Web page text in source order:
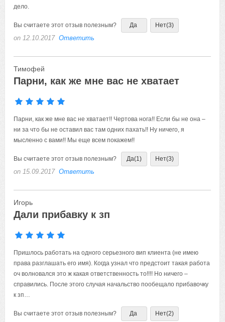
дело.
Вы считаете этот отзыв полезным? Да Нет(3)
on 12.10.2017 Ответить
Тимофей
Парни, как же мне вас не хватает
Парни, как же мне вас не хватает!! Чертова нога!! Если бы не она –
ни за что бы не оставил вас там одних пахать!! Ну ничего, я
мысленно с вами!! Мы еще всем покажем!!
Вы считаете этот отзыв полезным? Да(1) Нет(3)
on 15.09.2017 Ответить
Игорь
Дали прибавку к зп
Пришлось работать на одного серьезного вип клиента (не имею
права разглашать его имя). Когда узнал что предстоит такая работа
оч волновался это ж какая ответственность то!!!! Но ничего –
справились. После этого случая начальство пообещало прибавочку
к зп…
Вы считаете этот отзыв полезным? Да Нет(2)